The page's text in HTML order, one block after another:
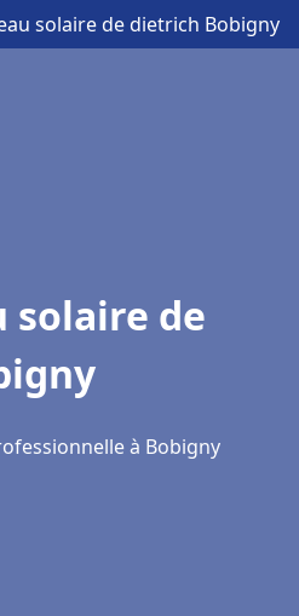
solaire de dietrich Bobigny
solaire de
à Bobigny